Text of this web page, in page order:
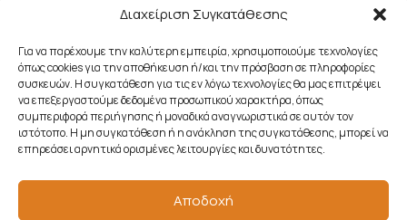
Διαχείριση Συγκατάθεσης
Για να παρέχουμε την καλύτερη εμπειρία, χρησιμοποιούμε τεχνολογίες
όπως cookies για την αποθήκευση ή/και την πρόσβαση σε πληροφορίες
συσκευών. Η συγκατάθεση για τις εν λόγω τεχνολογίες θα μας επιτρέψει
να επεξεργαστούμε δεδομένα προσωπικού χαρακτήρα, όπως
συμπεριφορά περιήγησης ή μοναδικά αναγνωριστικά σε αυτόν τον
ιστότοπο. Η μη συγκατάθεση ή η ανάκληση της συγκατάθεσης, μπορεί να
επηρεάσει αρνητικά ορισμένες λειτουργίες και δυνατότητες.
Αποδοχή
ποιοτικά
μουσικά
όργανα.
Copyright © 2026 Samouelian. All Rights Reserved.